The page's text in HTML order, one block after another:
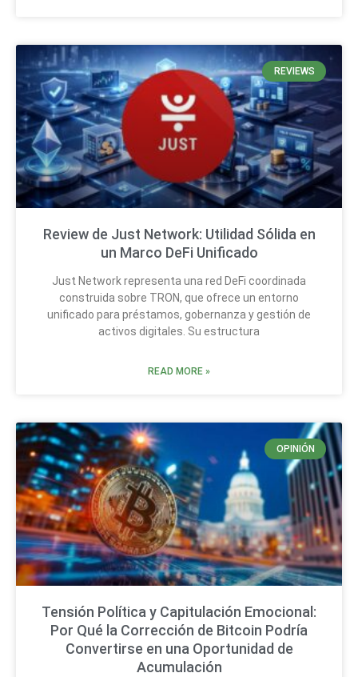
REVIEWS
Review de Just Network: Utilidad Sólida en
un Marco DeFi Unificado
Just Network representa una red DeFi coordinada
construida sobre TRON, que ofrece un entorno
unificado para préstamos, gobernanza y gestión de
activos digitales. Su estructura
READ MORE »
OPINIÓN
Tensión Política y Capitulación Emocional:
Por Qué la Corrección de Bitcoin Podría
Convertirse en una Oportunidad de
Acumulación